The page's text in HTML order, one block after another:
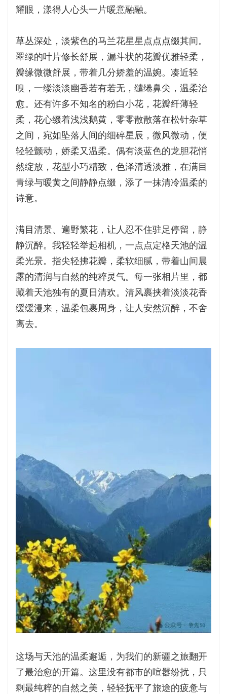
耀眼，漾得人心头一片暖意融融。
草丛深处，淡紫色的马兰花星星点点点缀其间。
翠绿的叶片修长舒展，漏斗状的花瓣优雅轻柔，
瓣缘微微舒展，带着几分娇羞的温婉。凑近轻
嗅，一缕淡淡幽香若有若无，缱绻鼻尖，温柔治
愈。还有许多不知名的粉白小花，花瓣纤薄轻
柔，花心缀着浅浅鹅黄，零零散散落在松针杂草
之间，宛如坠落人间的细碎星辰，微风微动，便
轻轻颤动，娇柔又温柔。偶有淡蓝色的龙胆花悄
然绽放，花型小巧精致，色泽清透淡雅，在满目
青绿与暖黄之间静静点缀，添了一抹清冷温柔的
诗意。
满目清景、遍野繁花，让人忍不住驻足停留，静
静沉醉。我轻轻举起相机，一点点定格天池的温
柔光景。指尖轻拂花瓣，柔软细腻，带着山间晨
露的清润与自然的纯粹灵气。每一张相片里，都
藏着天池独有的夏日清欢。清风裹挟着淡淡花香
缓缓漫来，温柔包裹周身，让人安然沉醉，不舍
离去。
这场与天池的温柔邂逅，为我们的新疆之旅翻开
了最治愈的开篇。这里没有都市的喧嚣纷扰，只
剩最纯粹的自然之美，轻轻抚平了旅途的疲惫与